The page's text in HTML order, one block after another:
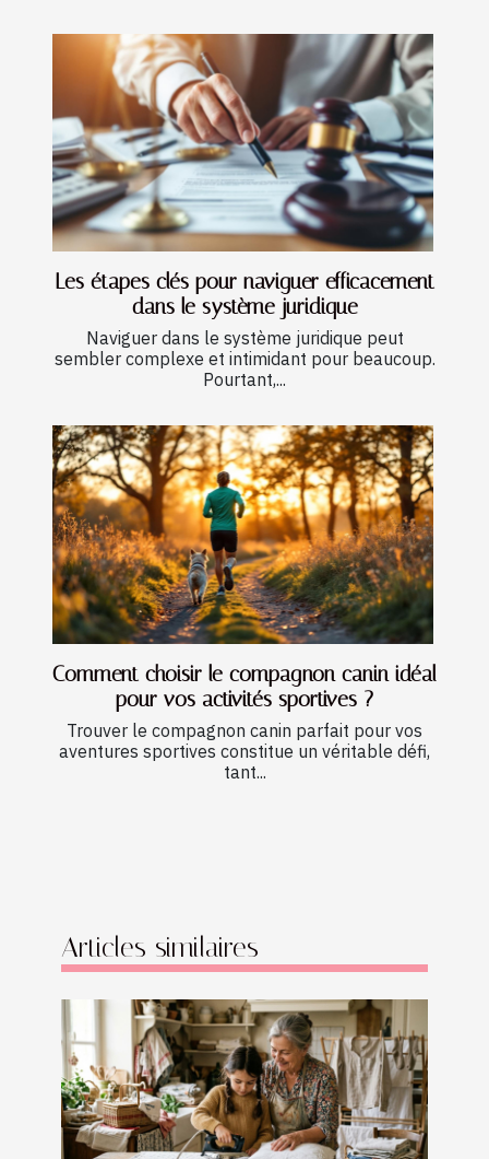
Les étapes clés pour naviguer efficacement
dans le système juridique
Naviguer dans le système juridique peut
sembler complexe et intimidant pour beaucoup.
Pourtant,...
Comment choisir le compagnon canin idéal
pour vos activités sportives ?
Trouver le compagnon canin parfait pour vos
aventures sportives constitue un véritable défi,
tant...
Articles similaires